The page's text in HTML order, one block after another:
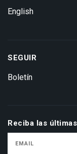
English
SEGUIR
Boletín
Reciba las